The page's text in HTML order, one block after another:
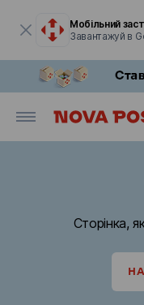
Мобільний
Завантажуй в
Сторінка,